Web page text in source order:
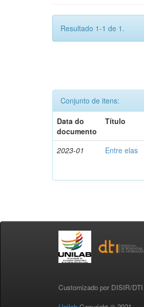
Resultado 1-1 de 1.
Conjunto de itens:
Data do
documento
Título
2023-01 Entre elas
Customizado por DISIR/DTI